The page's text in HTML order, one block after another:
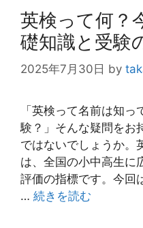
英検って何？
礎知識と受験
2025年7月30日 by
「英検って名前は知
験？」そんな疑問をお
ではないでしょうか。
は、全国の小中高生に
評価の指標です。今回
… 続きを読む